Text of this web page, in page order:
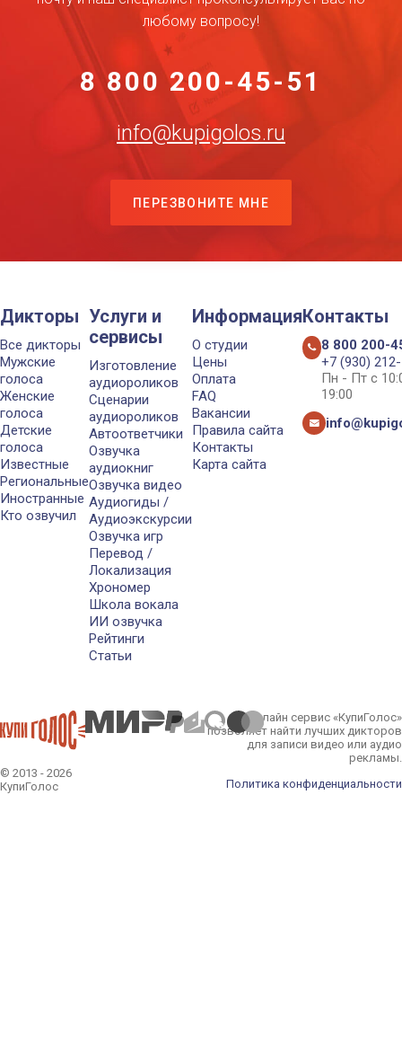
любому вопросу!
8 800 200-45-51
info@kupigolos.ru
ПЕРЕЗВОНИТЕ МНЕ
Дикторы
Все дикторы
Мужские
голоса
Женские
голоса
Детские
голоса
Известные
Региональные
Иностранные
Кто озвучил
Услуги и
сервисы
Изготовление
аудиороликов
Сценарии
аудиороликов
Автоответчики
Озвучка
аудиокниг
Озвучка видео
Аудиогиды /
Аудиоэкскурсии
Озвучка игр
Перевод /
Локализация
Хрономер
Школа вокала
ИИ озвучка
Рейтинги
Статьи
Информация
О студии
Цены
Оплата
FAQ
Вакансии
Правила сайта
Контакты
Карта сайта
Контакты
8 800 200-
+7 (930)
Пн - Пт с
19:00
© 2013 - 2026
КупиГолос
Онлайн сервис «КупиГолос»
позволяет найти лучших дикторов
для записи видео или аудио
рекламы.
Политика конфиденциальности